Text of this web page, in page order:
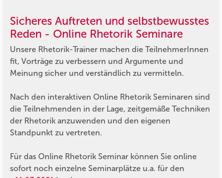
Sicheres Auftreten und selbstbewusstes
Reden - Online Rhetorik Seminare
Unsere Rhetorik-Trainer machen die TeilnehmerInnen
fit, Vorträge zu verbessern und Argumente und
Meinung sicher und verständlich zu vermitteln.
Nach den interaktiven Online Rhetorik Seminaren sind
die Teilnehmenden in der Lage, zeitgemäße Techniken
der Rhetorik anzuwenden und den eigenen
Standpunkt zu vertreten.
Für das Online Rhetorik Seminar können Sie online
sofort noch einzelne Seminarplätze u.a. für den